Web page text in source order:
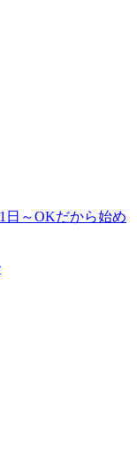
日～OKだから始め